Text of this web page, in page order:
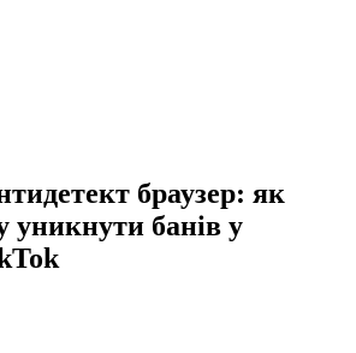
браузер: як
уникнути банів у